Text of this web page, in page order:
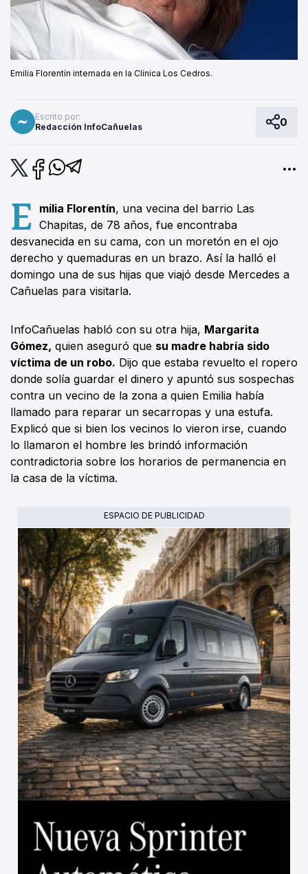
Emilia Florentín internada en la Clínica Los Cedros.
Escrito por:
Redacción InfoCañuelas
0
E milia Florentín, una vecina del barrio Las
Chapitas, de 78 años, fue encontraba
desvanecida en su cama, con un moretón en el ojo
derecho y quemaduras en un brazo. Así la halló el
domingo una de sus hijas que viajó desde Mercedes a
Cañuelas para visitarla.
InfoCañuelas habló con su otra hija, Margarita
Gómez, quien aseguró que su madre habría sido
víctima de un robo. Dijo que estaba revuelto el ropero
donde solía guardar el dinero y apuntó sus sospechas
contra un vecino de la zona a quien Emilia había
llamado para reparar un secarropas y una estufa.
Explicó que si bien los vecinos lo vieron irse, cuando
lo llamaron el hombre les brindó información
contradictoria sobre los horarios de permanencia en
la casa de la víctima.
ESPACIO DE PUBLICIDAD